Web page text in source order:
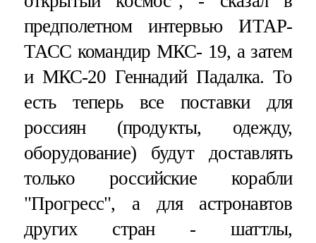
предполетном интервью ИТАР-
ТАСС командир МКС- 19, а затем
и МКС-20 Геннадий Падалка. То
есть теперь все поставки для
россиян (продукты, одежду,
оборудование) будут доставлять
только российские корабли
"Прогресс", а для астронавтов
других стран - шаттлы,